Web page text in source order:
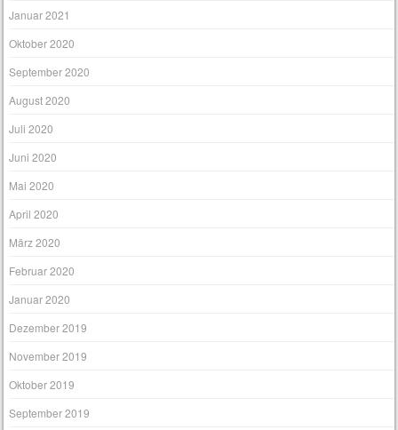
Januar 2021
Oktober 2020
September 2020
August 2020
Juli 2020
Juni 2020
Mai 2020
April 2020
März 2020
Februar 2020
Januar 2020
Dezember 2019
November 2019
Oktober 2019
September 2019